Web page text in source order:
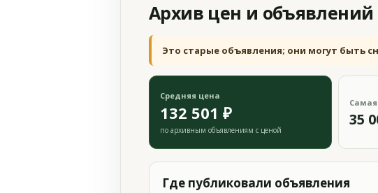
Архив цен и объявлений
Это старые объявления; они могут быть
Средняя цена
132 501 ₽
по архивным объявлениям с ценой
35
Где публиковали объявления